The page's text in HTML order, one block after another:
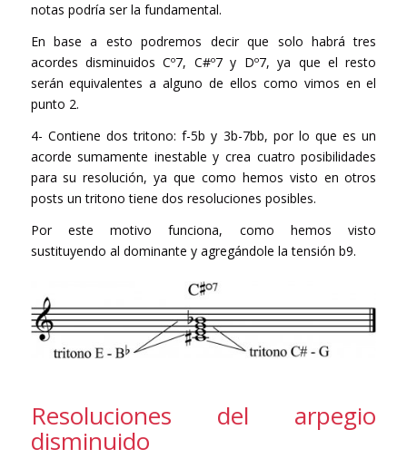
notas podría ser la fundamental.
En base a esto podremos decir que solo habrá tres
acordes disminuidos Cº7, C#º7 y Dº7, ya que el resto
serán equivalentes a alguno de ellos como vimos en el
punto 2.
4- Contiene dos tritono: f-5b y 3b-7bb, por lo que es un
acorde sumamente inestable y crea cuatro posibilidades
para su resolución, ya que como hemos visto en otros
posts un tritono tiene dos resoluciones posibles.
Por este motivo funciona, como hemos visto
sustituyendo al dominante y agregándole la tensión b9.
Resoluciones del arpegio
disminuido